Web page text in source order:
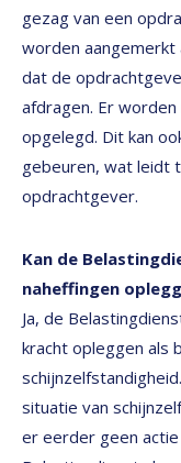
gezag van een
worden
dat de
afdragen. Er
opgelegd. Dit kan
gebeuren, wat leidt
opdrachtgever.
Kan de
naheffingen
Ja, de
kracht opleggen als
situatie van
er eerder geen